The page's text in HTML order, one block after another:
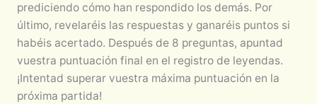
prediciendo cómo han respondido los demás. Por
último, revelaréis las respuestas y ganaréis puntos si
habéis acertado. Después de 8 preguntas, apuntad
vuestra puntuación final en el registro de leyendas.
¡Intentad superar vuestra máxima puntuación en la
próxima partida!